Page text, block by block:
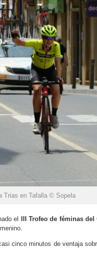
Trias en Tafalla © Sopela
el III Trofeo de féminas
cinco minutos de ventaja